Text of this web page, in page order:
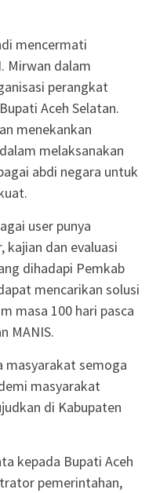
mencermati
Mirwan dalam
perangkat
Aceh Selatan.
menekankan
melaksanakan
abdi negara untuk
user punya
kajian dan evaluasi
dihadapi Pemkab
mencarikan solusi
masa 100 hari pasca
MANIS.
masyarakat semoga
masyarakat
di Kabupaten
kepada Bupati Aceh
pemerintahan,